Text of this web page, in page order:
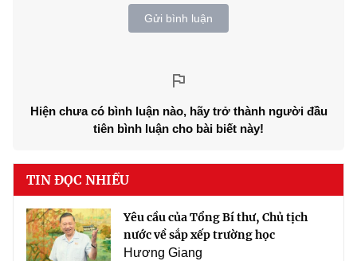
Gửi bình luận
Hiện chưa có bình luận nào, hãy trở thành người đầu
tiên bình luận cho bài biết này!
TIN ĐỌC NHIỀU
Yêu cầu của Tổng Bí thư, Chủ tịch
nước về sắp xếp trường học
Hương Giang